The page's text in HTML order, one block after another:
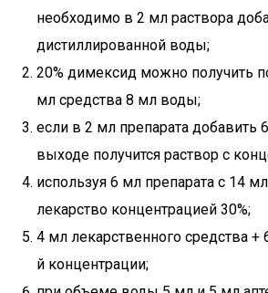
необходимо в 2 мл раствора
дистиллированной воды;
20% димексид можно получить
мл средства 8 мл воды;
если в 2 мл препарата добавить
выходе получится раствор с
используя 6 мл препарата с 14
лекарство концентрацией 30%;
4 мл лекарственного средства +
й концентрации;